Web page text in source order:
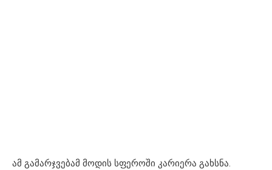
ამ გამარჯვებამ მოდის სფეროში კარიერა გახსნა.